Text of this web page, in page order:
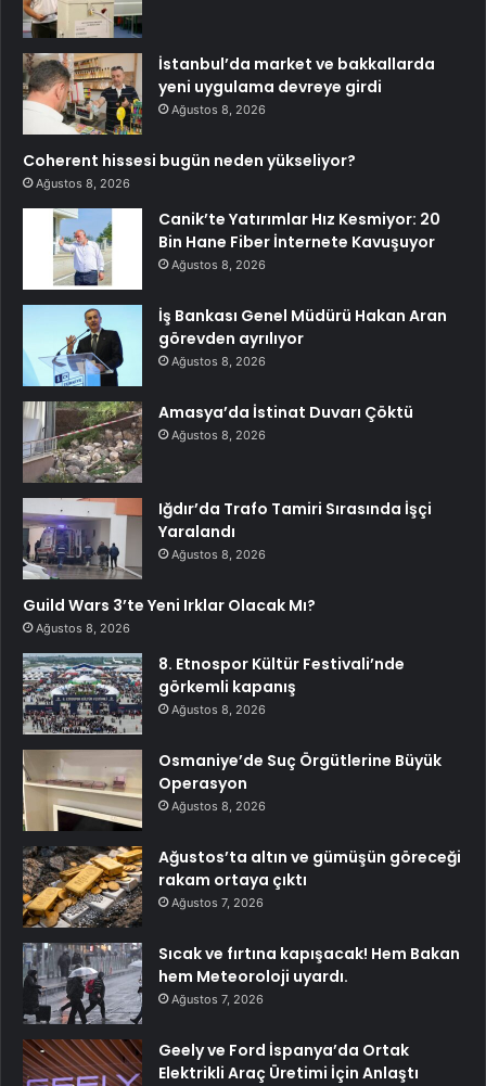
İstanbul’da market ve bakkallarda
yeni uygulama devreye girdi
Ağustos 8, 2026
Coherent hissesi bugün neden yükseliyor?
Ağustos 8, 2026
Canik’te Yatırımlar Hız Kesmiyor: 20
Bin Hane Fiber İnternete Kavuşuyor
Ağustos 8, 2026
İş Bankası Genel Müdürü Hakan Aran
görevden ayrılıyor
Ağustos 8, 2026
Amasya’da İstinat Duvarı Çöktü
Ağustos 8, 2026
Iğdır’da Trafo Tamiri Sırasında İşçi
Yaralandı
Ağustos 8, 2026
Guild Wars 3’te Yeni Irklar Olacak Mı?
Ağustos 8, 2026
8. Etnospor Kültür Festivali’nde
görkemli kapanış
Ağustos 8, 2026
Osmaniye’de Suç Örgütlerine Büyük
Operasyon
Ağustos 8, 2026
Ağustos’ta altın ve gümüşün göreceği
rakam ortaya çıktı
Ağustos 7, 2026
Sıcak ve fırtına kapışacak! Hem Bakan
hem Meteoroloji uyardı.
Ağustos 7, 2026
Geely ve Ford İspanya’da Ortak
Elektrikli Araç Üretimi İçin Anlaştı